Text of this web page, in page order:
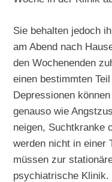
Sie behalten jedoch
am Abend nach
den Wochenenden
einen bestimmten
Depressionen
genauso wie
neigen, Suchtkranke
werden nicht in einer
müssen zur
psychiatrische